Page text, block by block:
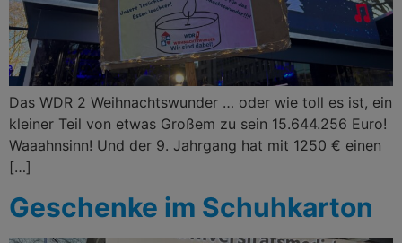
Das WDR 2 Weihnachtswunder … oder wie toll es ist, ein
kleiner Teil von etwas Großem zu sein 15.644.256 Euro!
Waaahnsinn! Und der 9. Jahrgang hat mit 1250 € einen
[…]
Geschenke im Schuhkarton